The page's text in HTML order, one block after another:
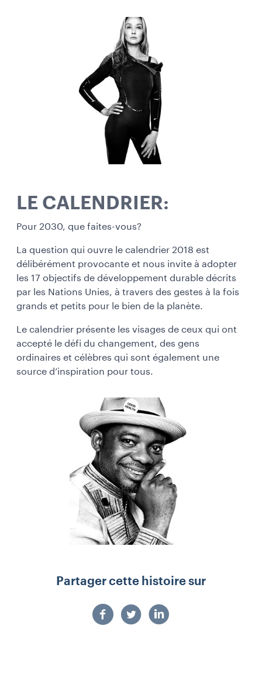
LE CALENDRIER:
Pour 2030, que faites-vous?
La question qui ouvre le calendrier 2018 est
délibérément provocante et nous invite à adopter
les 17 objectifs de développement durable décrits
par les Nations Unies, à travers des gestes à la fois
grands et petits pour le bien de la planète.
Le calendrier présente les visages de ceux qui ont
accepté le défi du changement, des gens
ordinaires et célèbres qui sont également une
source d’inspiration pour tous.
Partager cette histoire sur